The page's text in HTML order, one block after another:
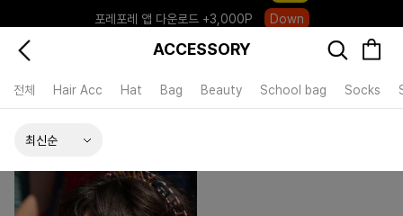
포레포레 앱 다운로드 +3,000P
Down
하우스오브캐러셀, 국내단독 프리오더(~8/10)
Click
ACCESSORY
전체 Hair Acc Hat Bag Beauty School bag Socks